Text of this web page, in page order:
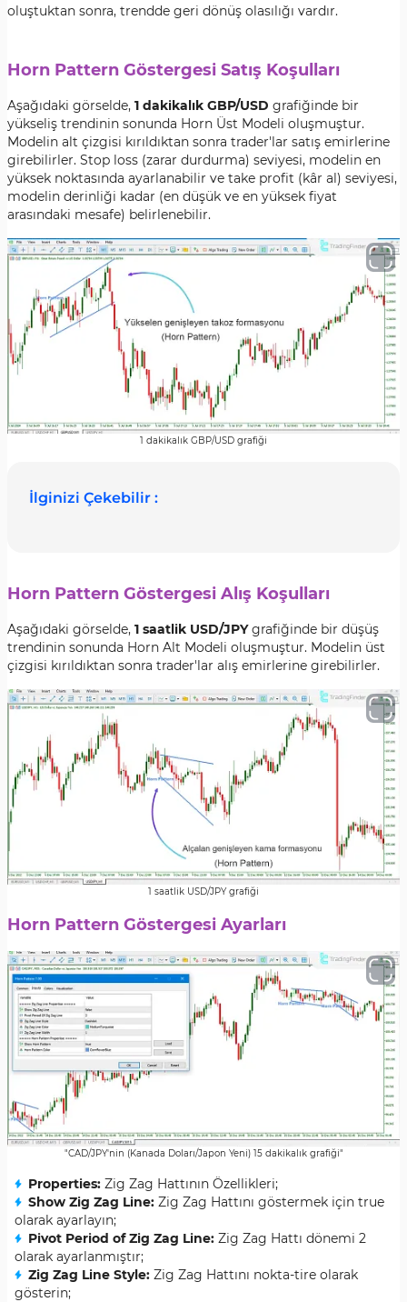
oluştuktan sonra, trendde geri dönüş olasılığı vardır.
Horn Pattern Göstergesi Satış Koşulları
Aşağıdaki görselde, 1 dakikalık GBP/USD grafiğinde bir
yükseliş trendinin sonunda Horn Üst Modeli oluşmuştur.
Modelin alt çizgisi kırıldıktan sonra trader'lar satış emirlerine
girebilirler. Stop loss (zarar durdurma) seviyesi, modelin en
yüksek noktasında ayarlanabilir ve take profit (kâr al) seviyesi,
modelin derinliği kadar (en düşük ve en yüksek fiyat
arasındaki mesafe) belirlenebilir.
1 dakikalık GBP/USD grafiği
İlginizi Çekebilir :
Horn Pattern Göstergesi Alış Koşulları
Aşağıdaki görselde, 1 saatlik USD/JPYgrafiğinde bir düşüş
trendinin sonunda Horn Alt Modeli oluşmuştur. Modelin üst
çizgisi kırıldıktan sonra trader'lar alış emirlerine girebilirler.
1 saatlik USD/JPY grafiği
Horn Pattern Göstergesi Ayarları
"CAD/JPY'nin (Kanada Doları/Japon Yeni) 15 dakikalık grafiği"
Properties: Zig Zag Hattının Özellikleri;
Show Zig Zag Line: Zig Zag Hattını göstermek için true
olarak ayarlayın;
Pivot Period of Zig Zag Line: Zig Zag Hattı dönemi 2
olarak ayarlanmıştır;
Zig Zag Line Style: Zig Zag Hattını nokta-tire olarak
gösterin;